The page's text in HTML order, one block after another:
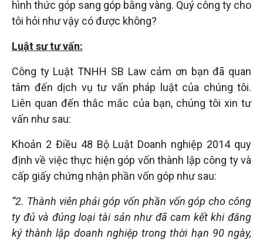
hình thức góp sang góp bằng vàng. Quý công ty cho
tôi hỏi như vậy có được không?
Luật sư tư vấn:
Công ty Luật TNHH SB Law cảm ơn bạn đã quan
tâm đến dịch vụ tư vấn pháp luật của chúng tôi.
Liên quan đến thắc mắc của bạn, chúng tôi xin tư
vấn như sau:
Khoản 2 Điều 48 Bộ Luật Doanh nghiệp 2014 quy
định về việc thực hiện góp vốn thành lập công ty và
cấp giấy chứng nhận phần vốn góp như sau:
“2. Thành viên phải góp vốn phần vốn góp cho công
ty đủ và đúng loại tài sản như đã cam kết khi đăng
ký thành lập doanh nghiệp trong thời hạn 90 ngày,